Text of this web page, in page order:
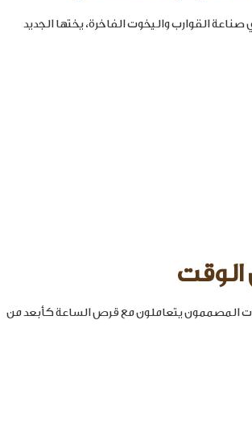
القوارب واليخوت الفاخرة، يختها الجديد
الوقت
المصممون يتعاملون مع قرص الساعة كأبعد من